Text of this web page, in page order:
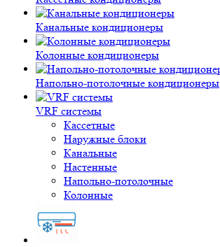
Канальные кондиционеры
Колонные кондиционеры
Напольно-потолочные кондиционеры
VRF системы
Кассетные
Наружные блоки
Канальные
Настенные
Напольно-потолочные
Колонные